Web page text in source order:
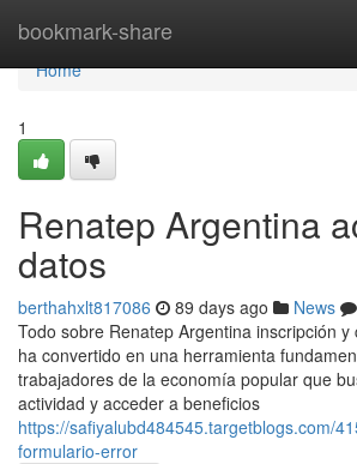
bookmark-share
Home
Home
1
Renatep Argentina
datos
berthahxlt817086 89 days ago News
Todo sobre Renatep Argentina inscripción
ha convertido en una herramienta
trabajadores de la economía popular que
actividad y acceder a beneficios
https://safiyalubd484545.targetblogs.com/
formulario-error